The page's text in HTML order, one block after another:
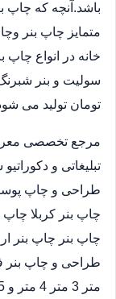
باشد.آنچه که چاپ
متمایز چاپ بنر
تومان تولید می
مرجع تخصصی
تبلیغاتی و
طراحی و چاپ
چاپ بنر کربلا
چاپ بنر چاپ بنر